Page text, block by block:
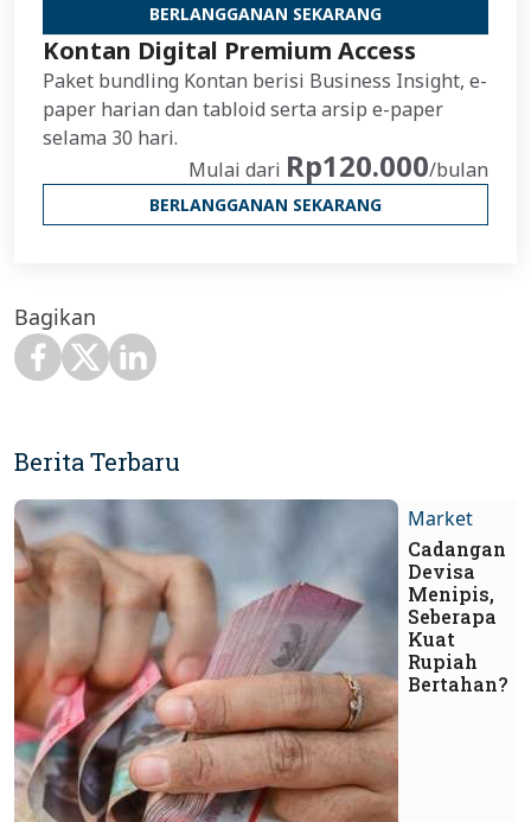
BERLANGGANAN SEKARANG
Kontan Digital Premium Access
Paket bundling Kontan berisi Business Insight, e-
paper harian dan tabloid serta arsip e-paper
selama 30 hari.
Mulai dari Rp120.000/bulan
BERLANGGANAN SEKARANG
Bagikan
Berita Terbaru
Market
Cadangan
Devisa
Menipis,
Seberapa
Kuat
Rupiah
Bertahan?